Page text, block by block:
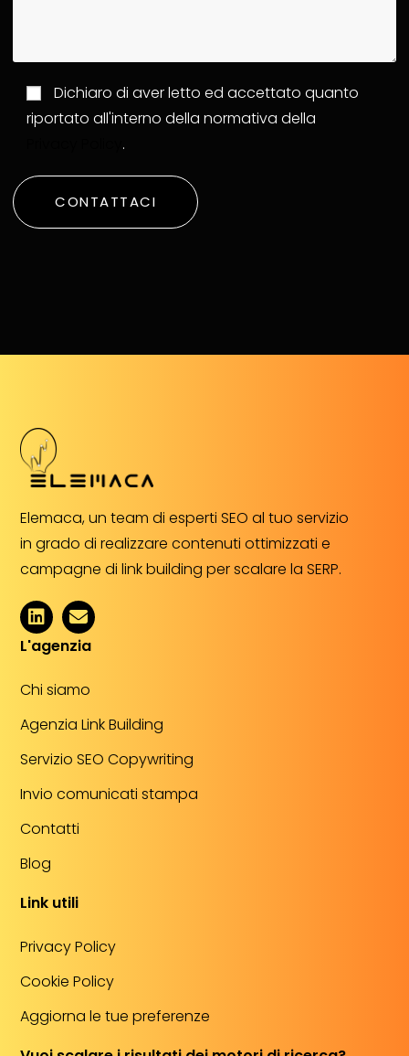
Dichiaro di aver letto ed accettato quanto
riportato all'interno della normativa della
.
Elemaca, un team di esperti SEO al tuo servizio
in grado di realizzare contenuti ottimizzati e
campagne di link building per scalare la SERP.
L'agenzia
Chi siamo
Agenzia Link Building
Servizio SEO Copywriting
Invio comunicati stampa
Contatti
Blog
Link utili
Privacy Policy
Cookie Policy
Aggiorna le tue preferenze